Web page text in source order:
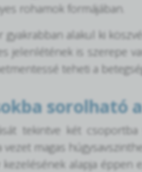
rohamok formájában.
gyakrabban alakul ki
jelenlétének is szerepe
teheti a
sorolható
tekintve két
magas
alapja éppen